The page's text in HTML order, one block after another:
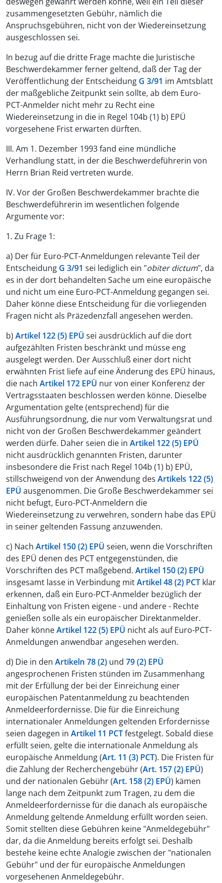
zusammengesetzten Gebühr, nämlich die
Anspruchsgebühren, nicht von der Wiedereinsetzung
ausgeschlossen sei.
In bezug auf die dritte Frage machte die Juristische
Beschwerdekammer ferner geltend, daß der Tag der
Veröffentlichung der Entscheidung G 3/91 im Amtsblatt
der maßgebliche Zeitpunkt sein sollte, ab dem Euro-
PCT-Anmelder nicht mehr zu Recht eine
Wiedereinsetzung in die in Regel 104b (1) b) EPÜ
vorgesehene Frist erwarten dürften.
III. Am 1. Dezember 1993 fand eine mündliche
Verhandlung statt, in der die Beschwerdeführerin von
Herrn Brian Reid vertreten wurde.
IV. Vor der Großen Beschwerdekammer brachte die
Beschwerdeführerin im wesentlichen folgende
Argumente vor:
1. Zu Frage 1:
a) Der für Euro-PCT-Anmeldungen relevante Teil der
Entscheidung G 3/91 sei lediglich ein "obiter dictum", da
es in der dort behandelten Sache um eine europäische
und nicht um eine Euro-PCT-Anmeldung gegangen sei.
Daher könne diese Entscheidung für die vorliegenden
Fragen nicht als Präzedenzfall angesehen werden.
b) Artikel 122 (5) EPÜ sei ausdrücklich auf die dort
aufgezählten Fristen beschränkt und müsse eng
ausgelegt werden. Der Ausschluß einer dort nicht
erwähnten Frist liefe auf eine Änderung des EPÜ hinaus,
die nach Artikel 172 EPÜ nur von einer Konferenz der
Vertragsstaaten beschlossen werden könne. Dieselbe
Argumentation gelte (entsprechend) für die
Ausführungsordnung, die nur vom Verwaltungsrat und
nicht von der Großen Beschwerdekammer geändert
werden dürfe. Daher seien die in Artikel 122 (5) EPÜ
nicht ausdrücklich genannten Fristen, darunter
insbesondere die Frist nach Regel 104b (1) b) EPÜ,
stillschweigend von der Anwendung des Artikels 122 (5)
EPÜ ausgenommen. Die Große Beschwerdekammer sei
nicht befugt, Euro-PCT-Anmeldern die
Wiedereinsetzung zu verwehren, sondern habe das EPÜ
in seiner geltenden Fassung anzuwenden.
c) Nach Artikel 150 (2) EPÜ seien, wenn die Vorschriften
des EPÜ denen des PCT entgegenstünden, die
Vorschriften des PCT maßgebend. Artikel 150 (2) EPÜ
insgesamt lasse in Verbindung mitArtikel 48 (2) PCT klar
erkennen, daß ein Euro-PCT-Anmelder bezüglich der
Einhaltung von Fristen eigene - und andere - Rechte
genießen solle als ein europäischer Direktanmelder.
Daher könneArtikel 122 (5) EPÜ nicht als auf Euro-PCT-
Anmeldungen anwendbar angesehen werden.
d) Die in den Artikeln 78 (2) und 79 (2) EPÜ
angesprochenen Fristen stünden im Zusammenhang
mit der Erfüllung der bei der Einreichung einer
europäischen Patentanmeldung zu beachtenden
Anmeldeerfordernisse. Die für die Einreichung
internationaler Anmeldungen geltenden Erfordernisse
seien dagegen in Artikel 11 PCTfestgelegt. Sobald diese
erfüllt seien, gelte die internationale Anmeldung als
europäische Anmeldung (Art. 11 (3) PCT). Die Fristen für
die Zahlung der Recherchengebühr (Art. 157 (2) EPÜ)
und der nationalen Gebühr (Art. 158 (2) EPÜ) kämen
lange nach dem Zeitpunkt zum Tragen, zu dem die
Anmeldeerfordernisse für die danach als europäische
Anmeldung geltende Anmeldung erfüllt worden seien.
Somit stellten diese Gebühren keine "Anmeldegebühr"
dar, da die Anmeldung bereits erfolgt sei. Deshalb
bestehe keine echte Analogie zwischen der "nationalen
Gebühr" und der für europäische Anmeldungen
vorgesehenen Anmeldegebühr.